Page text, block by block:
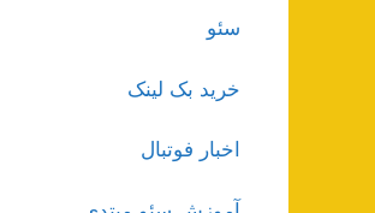
سئو
خرید بک لینک
اخبار فوتبال